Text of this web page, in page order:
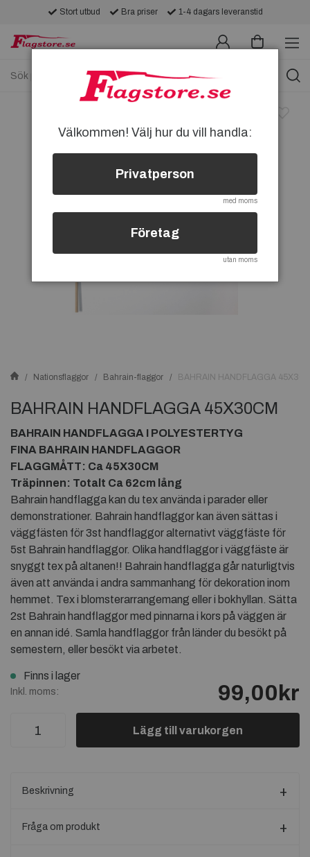
Stort utbud Bra priser 1-4 dagars leveranstid
Nationsflaggor Bahrain-flaggor BAHRAIN HANDFLAGGA
BAHRAIN HANDFLAGGA 45X30CM
BAHRAIN HANDFLAGGA I POLYESTERTYG
FINA BAHRAIN HANDFLAGGOR
FLAGGMÅTT: Ca 45X30CM
Träpinnen: Totalt Ca 62cm lång
Bahrain handflagga kan du tex använda i parader eller
demonstrationer. Bahrain handflaggor kan även sättas i
väggfästen för 3st handflaggor alternativt väggfäste för
5st Bahrain handflaggor. Olika handflaggor i väggfäste är
snyggt tex på altanen!! Bahrain handflagga går naturligtvis
även att använda i andra sammanhang för dekoration inom
hemmet. Tex i blomsterarrangemang eller i bokhyllan. Sätta
2st Bahrain handflaggor med pinnarna i kors på väggen är
en annan idé. Samla handflaggor från länder du besökt på
semestern, eller besökt via arbetet.
Finns i lager
Inkl. moms: 99,00kr
Lägg till varukorgen
Beskrivning
Fråga om produkt
Välkommen! Välj hur du vill handla:
Privatperson
med moms
Företag
utan moms